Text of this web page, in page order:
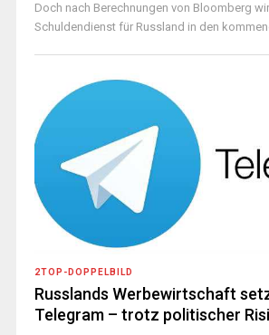
Doch nach Berechnungen von Bloomberg
Schuldendienst für Russland in den
2TOP-DOPPELBILD
Russlands Werbewirtschaft
Telegram – trotz politischer